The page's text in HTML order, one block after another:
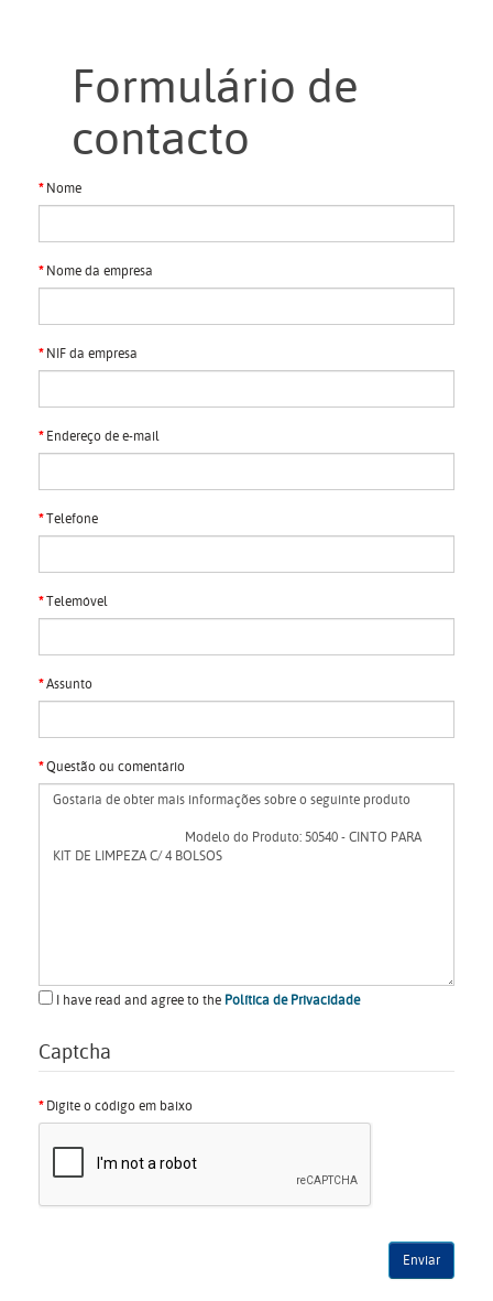
Formulário de
contacto
Nome
Nome da empresa
NIF da empresa
Endereço de e-mail
Telefone
Telemóvel
Assunto
Questão ou comentário
I have read and agree to the Política de Privacidade
Captcha
Digite o código em baixo